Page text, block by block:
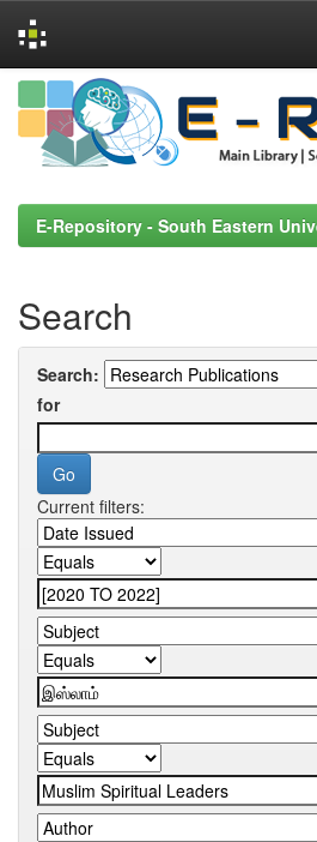
Skip
navigation
E-Repository - South Eastern
Search
Search:
for
Current filters: